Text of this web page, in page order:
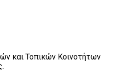
και Τοπικών Κοινοτήτων